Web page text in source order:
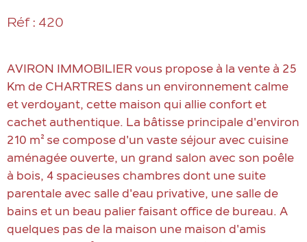
Réf : 420
AVIRON IMMOBILIER vous propose à la vente à 25
Km de CHARTRES dans un environnement calme
et verdoyant, cette maison qui allie confort et
cachet authentique. La bâtisse principale d'environ
210 m² se compose d'un vaste séjour avec cuisine
aménagée ouverte, un grand salon avec son poêle
à bois, 4 spacieuses chambres dont une suite
parentale avec salle d'eau privative, une salle de
bains et un beau palier faisant office de bureau. A
quelques pas de la maison une maison d'amis